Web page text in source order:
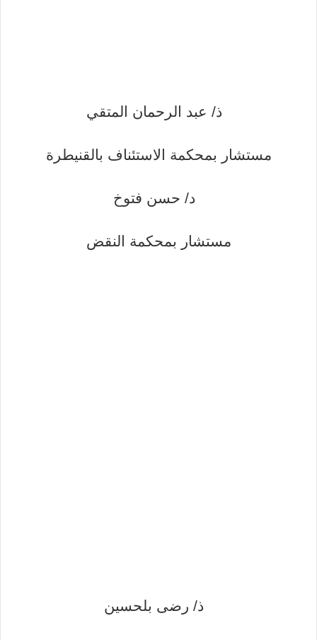
ذ/ عبد الرحمان المتقي
مستشار بمحكمة الاستئناف بالقنيطرة
د/ حسن فتوخ
مستشار بمحكمة النقض
ذ/ رضى بلحسين